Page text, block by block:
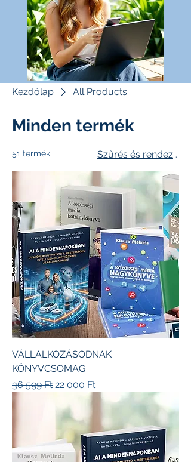
Kezdőlap All Products
Minden termék
51 termék Szűrés és rendezés
VÁLLALKOZÁSODNAK
KÖNYVCSOMAG
Szokásos ár
36 599 Ft Akciós ár
22 000 Ft